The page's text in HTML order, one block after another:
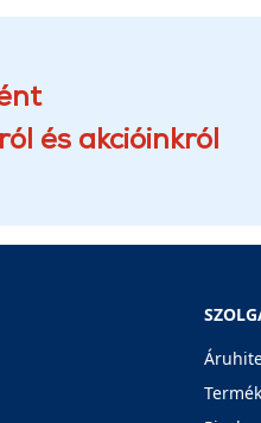
és akcióinkról